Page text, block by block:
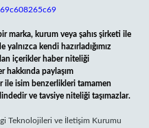
marka, kurum veya şahıs şirketi ile
kendi hazırladığımız
içerikler haber niteliği
hakkında paylaşım
ile isim benzerlikleri tamamen
ve tavsiye niteliği taşımazlar.
Teknolojileri ve İletişim Kurumu